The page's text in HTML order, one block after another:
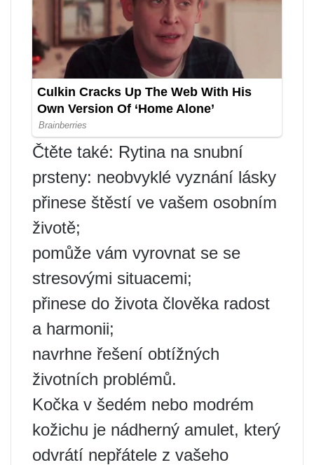
Čtěte také: Rytina na snubní
prsteny: neobvyklé vyznání lásky
přinese štěstí ve vašem osobním
životě;
pomůže vám vyrovnat se se
stresovými situacemi;
přinese do života člověka radost
a harmonii;
navrhne řešení obtížných
životních problémů.
Kočka v šedém nebo modrém
kožichu je nádherný amulet, který
odvrátí nepřátele z vašeho